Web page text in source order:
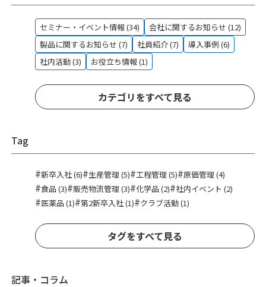
セミナー・イベント情報 (34)
会社に関するお知らせ (12)
製品に関するお知らせ (7)
社員紹介 (7)
導入事例 (6)
社内活動 (3)
お役立ち情報 (1)
カテゴリをすべて見る
Tag
#新卒入社 (6)#生産管理 (5)#工程管理 (5)#原価管理 (4)
#食品 (3)#販売物流管理 (3)#化学品 (2)#社内イベント (2)
#医薬品 (1)#第2新卒入社 (1)#クラブ活動 (1)
タグをすべて見る
記事・コラム